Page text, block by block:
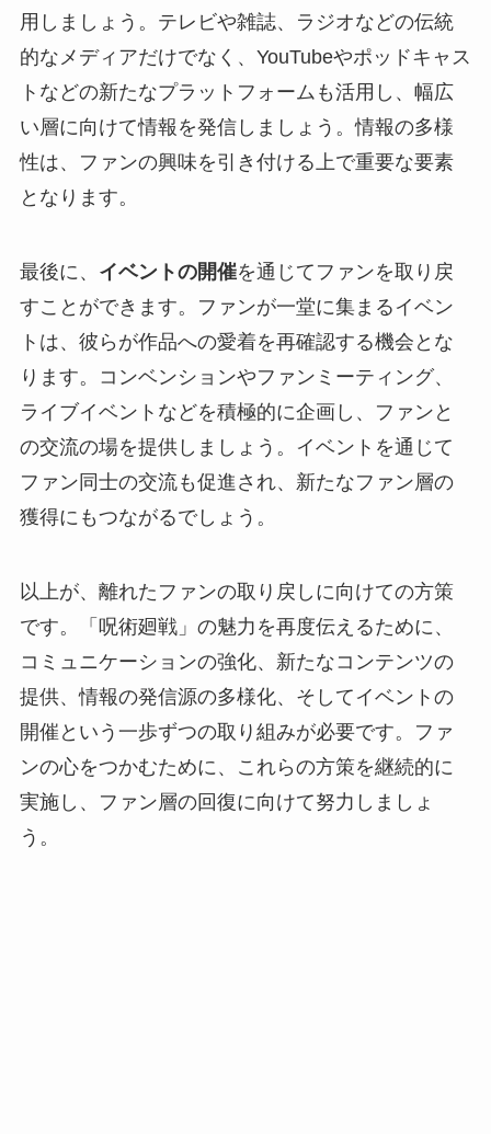
用しましょう。テレビや雑誌、ラジオなどの伝統
的なメディアだけでなく、YouTubeやポッドキャス
トなどの新たなプラットフォームも活用し、幅広
い層に向けて情報を発信しましょう。情報の多様
性は、ファンの興味を引き付ける上で重要な要素
となります。
最後に、 イベントの開催を通じてファンを取り戻
すことができます。ファンが一堂に集まるイベン
トは、彼らが作品への愛着を再確認する機会とな
ります。コンベンションやファンミーティング、
ライブイベントなどを積極的に企画し、ファンと
の交流の場を提供しましょう。イベントを通じて
ファン同士の交流も促進され、新たなファン層の
獲得にもつながるでしょう。
以上が、離れたファンの取り戻しに向けての方策
です。「呪術廻戦」の魅力を再度伝えるために、
コミュニケーションの強化、新たなコンテンツの
提供、情報の発信源の多様化、そしてイベントの
開催という一歩ずつの取り組みが必要です。ファ
ンの心をつかむために、これらの方策を継続的に
実施し、ファン層の回復に向けて努力しましょ
う。